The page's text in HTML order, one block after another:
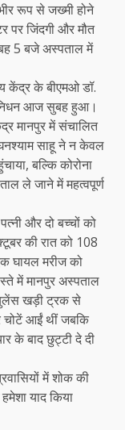
रूप से जख्मी होने
पर जिंदगी और मौत
5 बजे अस्पताल में
केंद्र के बीएमओ डॉ.
निधन आज सुबह हुआ।
मानपुर में संचालित
साहू ने न केवल
बल्कि कोरोना
ले जाने में महत्वपूर्ण
और दो बच्चों को
की रात को 108
घायल मरीज को
में मानपुर अस्पताल
खड़ी ट्रक से
चोटें आईं थीं जबकि
के बाद छुट्टी दे दी
में शोक की
याद किया